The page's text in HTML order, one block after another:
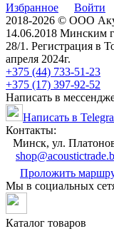
Избранное
Войти
2018-2026 © ООО
14.06.2018 Минским
28/1. Регистрация в
апреля 2024г.
+375 (44) 733-51-23
+375 (17) 397-92-52
Написать в
Написать в
Контакты:
Минск, ул.
Проложить
Мы в социальных
Каталог товаров